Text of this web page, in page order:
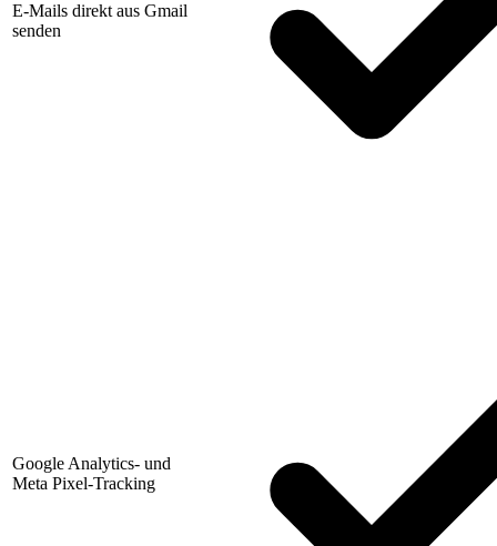
E-Mails direkt aus Gmail
senden
Google Analytics- und
Meta Pixel-Tracking